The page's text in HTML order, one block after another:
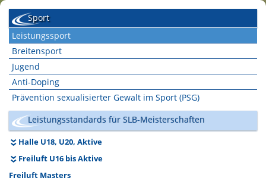
Sport
Leistungssport
Breitensport
Jugend
Anti-Doping
Prävention sexualisierter Gewalt im Sport (PSG)
Leistungsstandards für SLB-Meisterschaften
Halle U18, U20, Aktive
Freiluft U16 bis Aktive
Freiluft Masters